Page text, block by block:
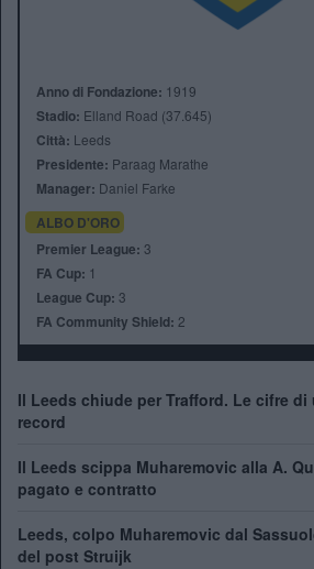
Anno di Fondazione: 1919
Stadio: Elland Road (37.645)
Città: Leeds
Presidente: Paraag Marathe
Manager: Daniel Farke
ALBO D'ORO
Premier League: 3
FA Cup: 1
League Cup: 3
FA Community Shield: 2
Il Leeds chiude per Trafford. Le cifre di
record
Il Leeds scippa Muharemovic alla A.
pagato e contratto
Leeds, colpo Muharemovic dal
del post Struijk